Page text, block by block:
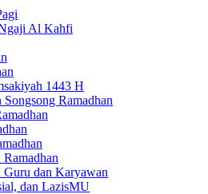
Al Kahfi
1443 H
Songsong Ramadhan
Ramadhan
Guru dan Karyawan
dan LazisMU